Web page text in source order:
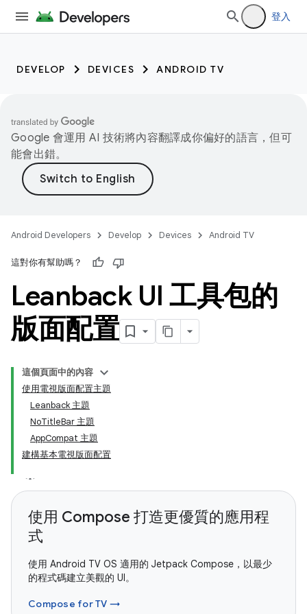
登入
DEVELOP DEVICES ANDROID TV
Google 會運用 AI 技術將內容翻譯成你偏好的語言，但可
能會出錯。
Android Developers Develop Devices Android TV
這對你有幫助嗎？
Leanback UI 工具包的
版面配置
這個頁面中的內容
使用電視版面配置主題
Leanback 主題
NoTitleBar 主題
AppCompat 主題
建構基本電視版面配置
使用 Compose 打造更優質的應用程
式
使用 Android TV OS 適用的 Jetpack Compose，以最少
的程式碼建立美觀的 UI。
Compose for TV →